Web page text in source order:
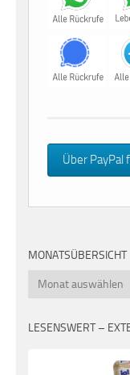
Über PayPal
MONATSÜBERSICHT
Monatsübersicht
LESENSWERT –